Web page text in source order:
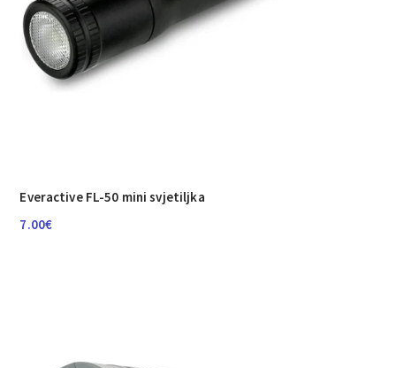
Everactive FL-50 mini svjetiljka
7.00€